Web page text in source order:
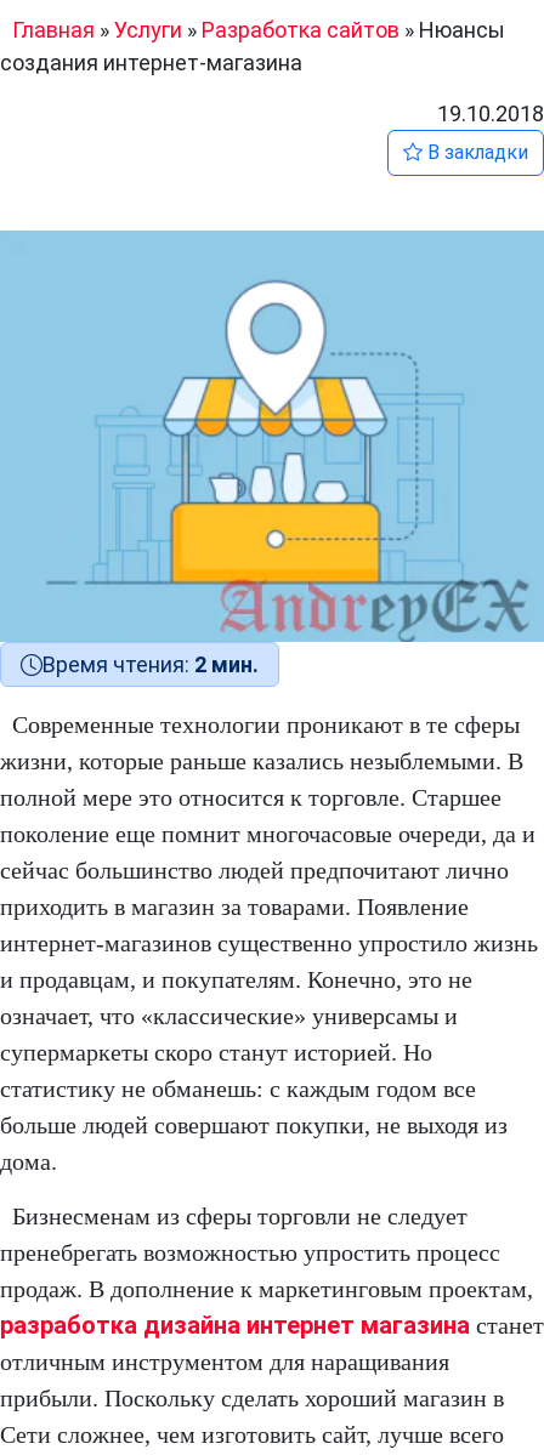
Главная »Услуги » Разработка сайтов » Нюансы
создания интернет-магазина
19.10.2018
В закладки
Время чтения: 2 мин.
Современные технологии проникают в те сферы
жизни, которые раньше казались незыблемыми. В
полной мере это относится к торговле. Старшее
поколение еще помнит многочасовые очереди, да и
сейчас большинство людей предпочитают лично
приходить в магазин за товарами. Появление
интернет-магазинов существенно упростило жизнь
и продавцам, и покупателям. Конечно, это не
означает, что «классические» универсамы и
супермаркеты скоро станут историей. Но
статистику не обманешь: с каждым годом все
больше людей совершают покупки, не выходя из
дома.
Бизнесменам из сферы торговли не следует
пренебрегать возможностью упростить процесс
продаж. В дополнение к маркетинговым проектам,
разработка дизайна интернет магазина станет
отличным инструментом для наращивания
прибыли. Поскольку сделать хороший магазин в
Сети сложнее, чем изготовить сайт, лучше всего